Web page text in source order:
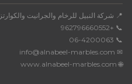
📍 شركة النبيل للرخام والجرانيت والكوارتز
📞 +962796660552
📞 06-4200063
✉ info@alnabeel-marbles.com
🌐 www.alnabeel-marbles.com